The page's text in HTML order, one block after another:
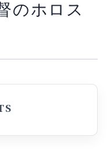
のホロス